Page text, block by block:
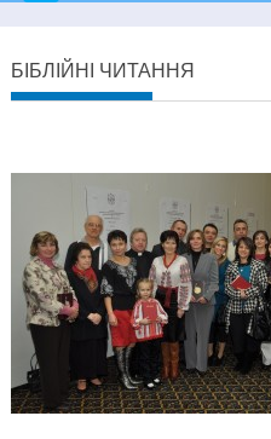
БІБЛІЙНІ ЧИТАННЯ